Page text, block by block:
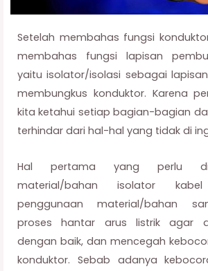
Setelah membahas fungsi
membahas fungsi lapisan
yaitu isolator/isolasi sebagai
membungkus konduktor. Karena
kita ketahui setiap bagian-bagian
terhindar dari hal-hal yang tidak di
Hal pertama yang perlu
material/bahan isolator
penggunaan material/bahan
proses hantar arus listrik agar
dengan baik, dan mencegah
konduktor. Sebab adanya